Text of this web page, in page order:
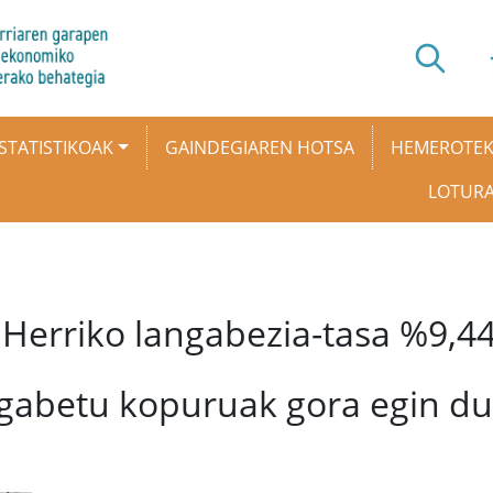
GAINDEGIAREN HOTSA
langabezia-tasa
kopuruak gora egin